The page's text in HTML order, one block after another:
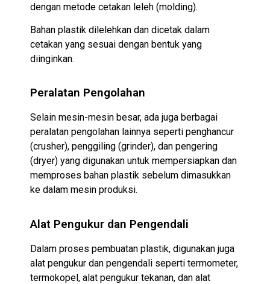
dengan metode cetakan leleh (molding).
Bahan plastik dilelehkan dan dicetak dalam
cetakan yang sesuai dengan bentuk yang
diinginkan.
Peralatan Pengolahan
Selain mesin-mesin besar, ada juga berbagai
peralatan pengolahan lainnya seperti penghancur
(crusher), penggiling (grinder), dan pengering
(dryer) yang digunakan untuk mempersiapkan dan
memproses bahan plastik sebelum dimasukkan
ke dalam mesin produksi.
Alat Pengukur dan Pengendali
Dalam proses pembuatan plastik, digunakan juga
alat pengukur dan pengendali seperti termometer,
termokopel, alat pengukur tekanan, dan alat